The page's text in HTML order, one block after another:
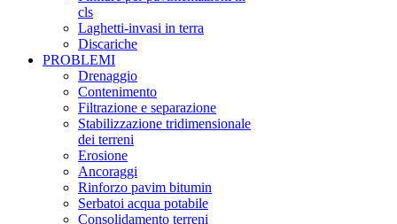
cls
Laghetti-invasi in terra
Discariche
PROBLEMI
Drenaggio
Contenimento
Filtrazione e separazione
Stabilizzazione tridimensionale
dei terreni
Erosione
Ancoraggi
Rinforzo pavim bitumin
Serbatoi acqua potabile
Consolidamento terreni